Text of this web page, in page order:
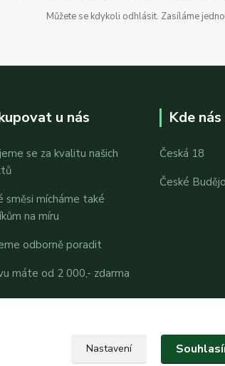
Můžete se kdykoli odhlásit. Zasíláme
u nás
se za kvalitu našich
směsi mícháme také
na míru
odborně poradit
máte od 2 000,- zdarma
Kde
Česká 18
České
Nastavení